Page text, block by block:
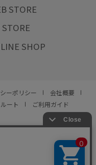
STORE
SHOP
ーポリシー
会社概要
ート ご利用ガイド